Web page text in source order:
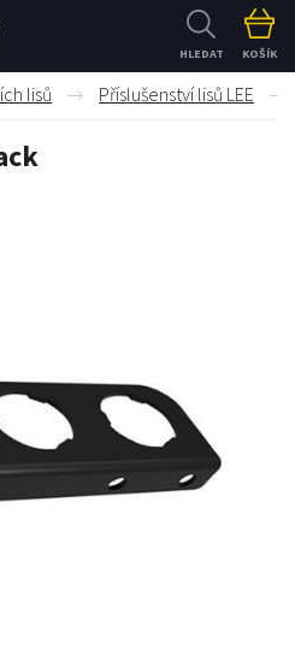
HLEDAT KOŠÍK
lisů Příslušenství lisů LEE